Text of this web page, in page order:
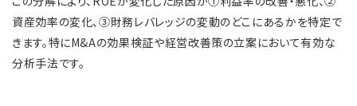
資産効率の変化、③財務レバレッジの変動のどこにあるかを特定で
きます。特にM&Aの効果検証や経営改善策の立案において有効な
分析手法です。